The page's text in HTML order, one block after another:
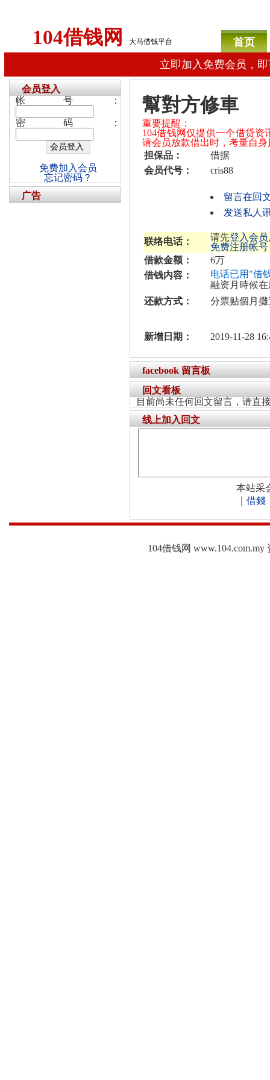
104借钱网 大马借钱平台
首页
立即加入免费会员，
幫對方修車
重要提醒：
104借钱网仅提供一个借贷
请会员放款借出时，考量自
担保品：
借据
会员代号：
cris88
留言在回
发送私人
联络电话： 请先登入会员
免费注册帐号
借款金额：
6万
借钱内容：
电话已用"借
融资月時候
还款方式：
分票贴個月
新增日期： 2019-11-28
facebook 留言板
回文看板
目前尚未任何回文留言，请直
线上加入回文
本站采
借錢
会员登入
帐号：
密码：
免费加入会员
忘记密码？
广告
104借钱网